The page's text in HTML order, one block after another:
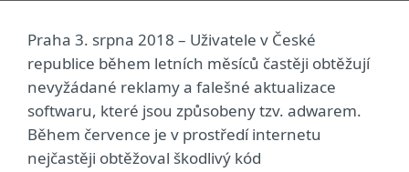
Praha 3. srpna 2018 – Uživatele v České
republice během letních měsíců častěji obtěžují
nevyžádané reklamy a falešné aktualizace
softwaru, které jsou způsobeny tzv. adwarem.
Během července je v prostředí internetu
nejčastěji obtěžoval škodlivý kód